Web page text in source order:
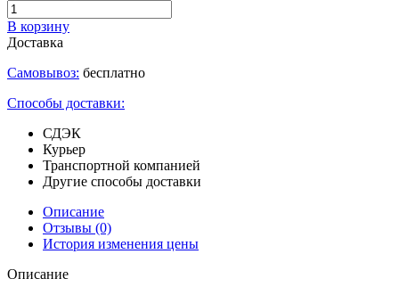
В корзину
Доставка
Самовывоз: бесплатно
Способы доставки:
СДЭК
Курьер
Транспортной компанией
Другие способы доставки
Описание
Отзывы (0)
История изменения цены
Описание